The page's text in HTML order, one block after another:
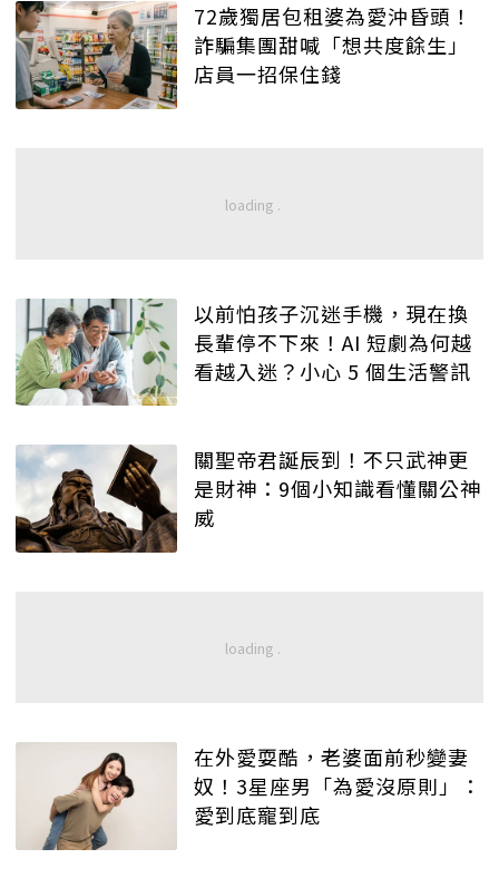
72歲獨居包租婆為愛沖昏頭！
詐騙集團甜喊「想共度餘生」
店員一招保住錢
以前怕孩子沉迷手機，現在換
長輩停不下來！AI 短劇為何越
看越入迷？小心 5 個生活警訊
關聖帝君誕辰到！不只武神更
是財神：9個小知識看懂關公神
威
在外愛耍酷，老婆面前秒變妻
奴！3星座男「為愛沒原則」：
愛到底寵到底